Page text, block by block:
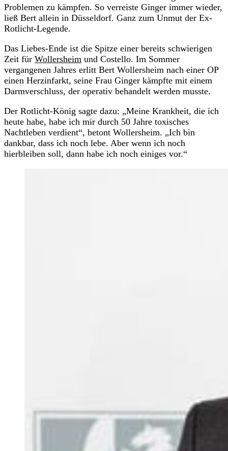
Problemen zu kämpfen. So verreiste Ginger immer wieder,
ließ Bert allein in Düsseldorf. Ganz zum Unmut der Ex-
Rotlicht-Legende.
Das Liebes-Ende ist die Spitze einer bereits schwierigen
Zeit für Wollersheim und Costello. Im Sommer
vergangenen Jahres erlitt Bert Wollersheim nach einer OP
einen Herzinfarkt, seine Frau Ginger kämpfte mit einem
Darmverschluss, der operativ behandelt werden musste.
Der Rotlicht-König sagte dazu: „Meine Krankheit, die ich
heute habe, habe ich mir durch 50 Jahre toxisches
Nachtleben verdient“, betont Wollersheim. „Ich bin
dankbar, dass ich noch lebe. Aber wenn ich noch
hierbleiben soll, dann habe ich noch einiges vor.“